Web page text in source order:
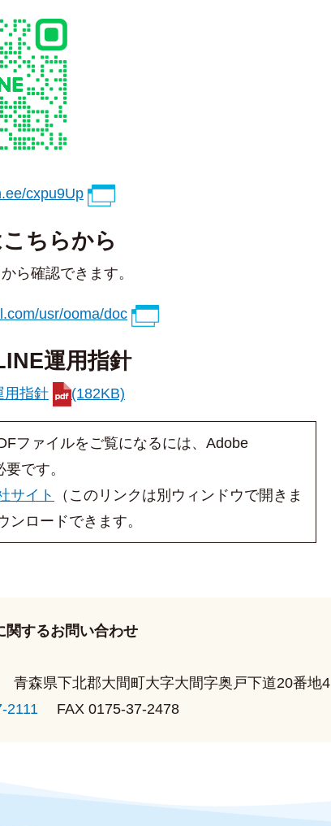
ー
ー
cxpu9Up
ちらから
ら確認できます。
usr/ooma/doc
運用指針
用指針 (182KB)
ファイルをご覧になるには、Adobe
です。
サイト
（このリンクは別ウィンドウで開きま
ンロードできます。
関するお問い合わせ
青森県下北郡大間町大字大間字奥戸下道20番地4
2111 FAX 0175-37-2478